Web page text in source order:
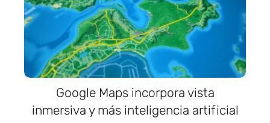
Google Maps incorpora vista
inmersiva y más inteligencia artificial